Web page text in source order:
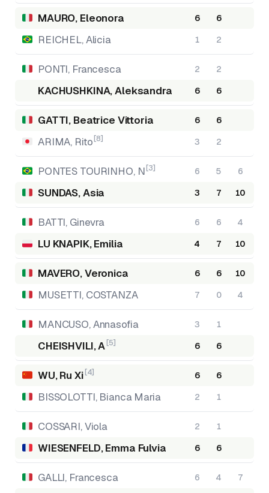
MAURO, Eleonora 6 6
REICHEL, Alicia 1 2
PONTI, Francesca 2 2
KACHUSHKINA, Aleksandra 6 6
GATTI, Beatrice Vittoria 6 6
ARIMA, Rito [8] 3 2
PONTES TOURINHO, N [3] 6 5 6
SUNDAS, Asia 3 7 10
BATTI, Ginevra 6 6 4
LU KNAPIK, Emilia 4 7 10
MAVERO, Veronica 6 6 10
MUSETTI, COSTANZA 7 0 4
MANCUSO, Annasofia 3 1
CHEISHVILI, A [5] 6 6
WU, Ru Xi [4] 6 6
BISSOLOTTI, Bianca Maria 2 1
COSSARI, Viola 2 1
WIESENFELD, Emma Fulvia 6 6
GALLI, Francesca 6 4 7